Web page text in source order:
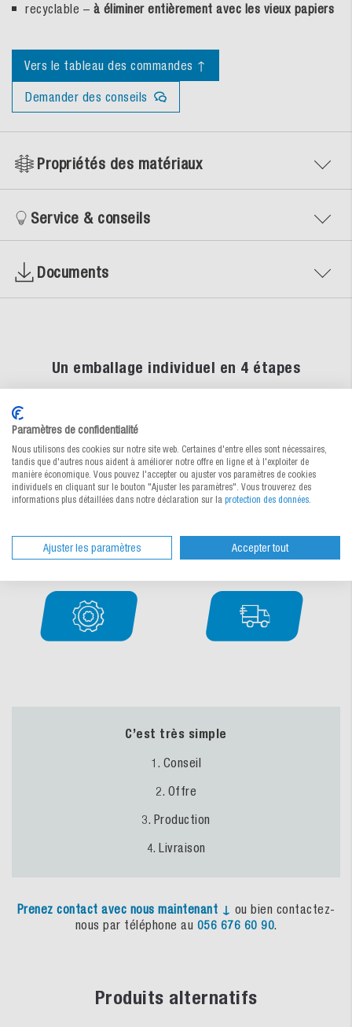
recyclable – à éliminer entièrement avec les vieux papiers
Vers le tableau des commandes ↑
Demander des conseils
Propriétés des matériaux
Service & conseils
Documents
Un emballage individuel en 4 étapes
Demander simplement et sans obligation.
C’est très simple
1. Conseil
2. Offre
3. Production
4. Livraison
Prenez contact avec nous maintenant ↓ ou bien contactez-
nous par téléphone au 056 676 60 90
Produits alternatifs
Paramètres de confidentialité
Nous utilisons des cookies sur notre site web. Certaines d'entre elles sont nécessaires,
tandis que d'autres nous aident à améliorer notre offre en ligne et à l'exploiter de
manière économique. Vous pouvez l'accepter ou ajuster vos paramètres de cookies
individuels en cliquant sur le bouton "Ajuster les paramètres". Vous trouverez des
informations plus détaillées dans notre déclaration sur la protection des données
Ajuster les paramètres Accepter tout